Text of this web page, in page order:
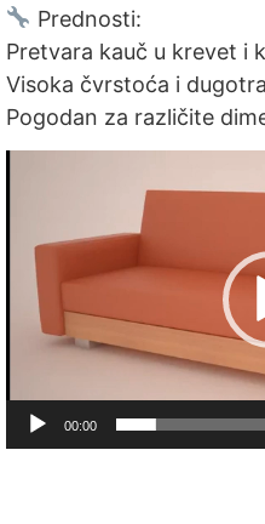
Prednosti:
Pretvara kauč u krevet i
Visoka čvrstoća i
Pogodan za različite
00:00